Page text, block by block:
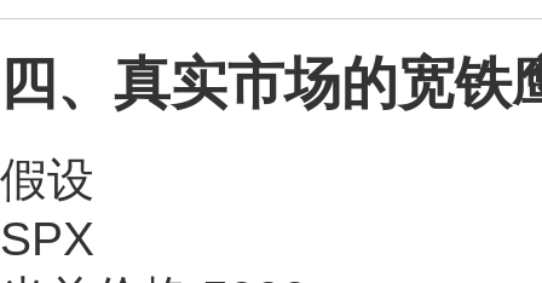
四、真实市场的宽铁
假设
SPX